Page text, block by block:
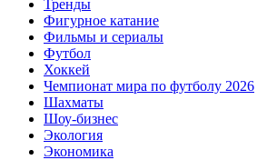
Тренды
Фигурное катание
Фильмы и сериалы
Футбол
Хоккей
Чемпионат мира по футболу 2026
Шахматы
Шоу-бизнес
Экология
Экономика